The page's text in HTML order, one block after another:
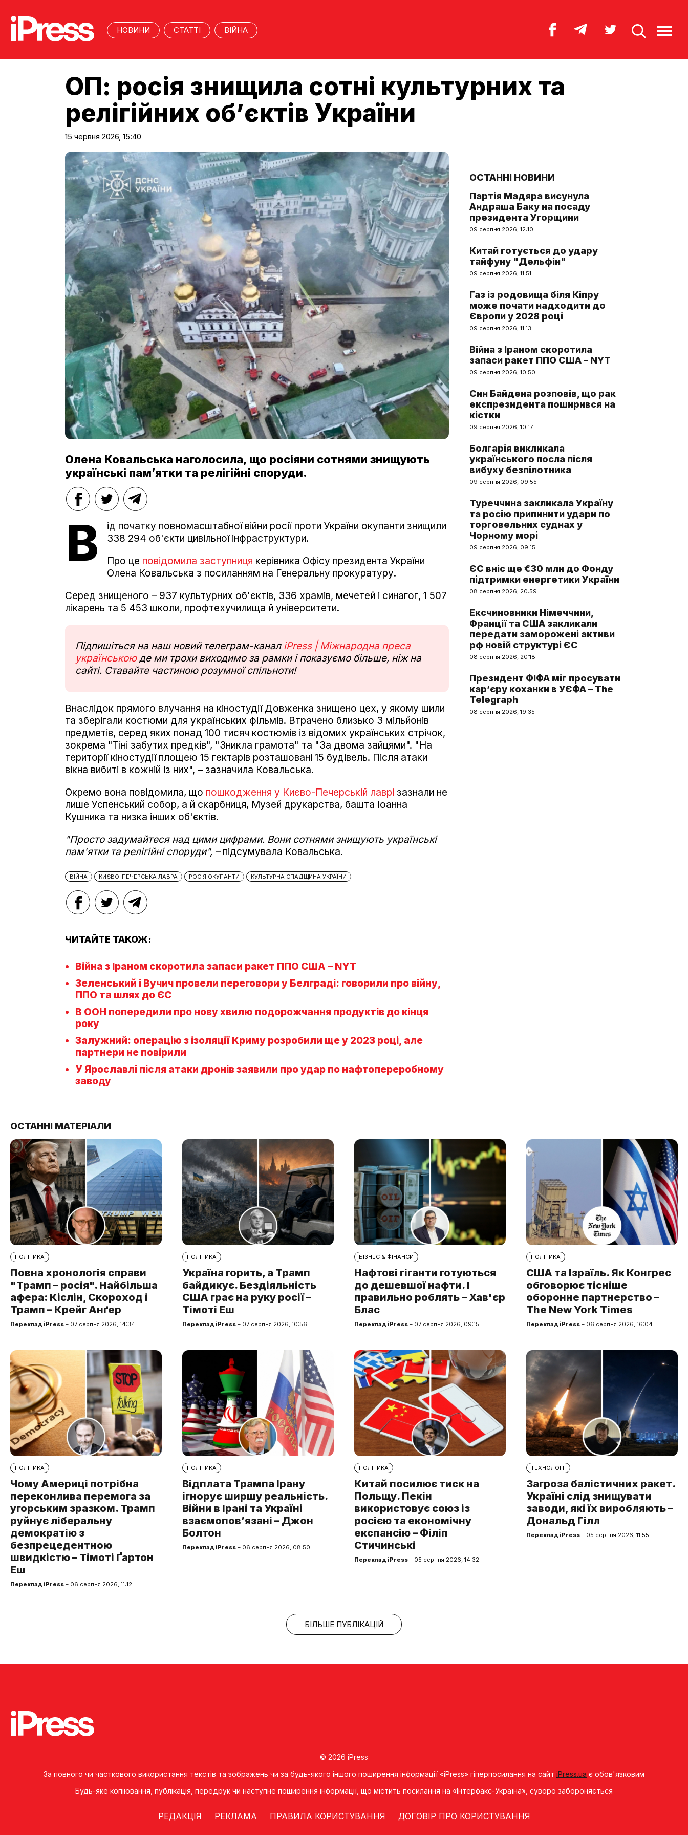
НОВИНИ СТАТТІ ВІЙНА
ОП: росія знищила сотні культурних та
релігійних об’єктів України
15 червня 2026, 15:40
Олена Ковальська наголосила, що росіяни сотнями знищують
українські пам’ятки та релігійні споруди.
В
ід початку повномасштабної війни росії проти України окупанти знищили
338 294 об'єкти цивільної інфраструктури.
Про це повідомила заступниця керівника Офісу президента України
Олена Ковальська з посиланням на Генеральну прокуратуру.
Серед знищеного – 937 культурних об'єктів, 336 храмів, мечетей і синагог, 1 507
лікарень та 5 453 школи, профтехучилища й університети.
Підпишіться на наш новий телеграм-канал iPress | Міжнародна преса
українськоюде ми трохи виходимо за рамки і показуємо більше, ніж на
сайті. Ставайте частиною розумної спільноти!
Внаслідок прямого влучання на кіностудії Довженка знищено цех, у якому шили
та зберігали костюми для українських фільмів. Втрачено близько 3 мільйонів
предметів, серед яких понад 100 тисяч костюмів із відомих українських стрічок,
зокрема "Тіні забутих предків", "Зникла грамота" та "За двома зайцями". "На
території кіностудії площею 15 гектарів розташовані 15 будівель. Після атаки
вікна вибиті в кожній із них", – зазначила Ковальська.
Окремо вона повідомила, що пошкодження у Києво-Печерській лаврі зазнали не
лише Успенський собор, а й скарбниця, Музей друкарства, башта Іоанна
Кушника та низка інших об'єктів.
"Просто задумайтеся над цими цифрами. Вони сотнями знищують українські
пам'ятки та релігійні споруди", –підсумувала Ковальська.
ВІЙНА КИЄВО-ПЕЧЕРСЬКА ЛАВРА РОСІЯ ОКУПАНТИ КУЛЬТУРНА СПАДЩИНА УКРАЇНИ
ЧИТАЙТЕ ТАКОЖ:
Війна з Іраном скоротила запаси ракет ППО США – NYT
Зеленський і Вучич провели переговори у Белграді: говорили про війну,
ППО та шлях до ЄС
В ООН попередили про нову хвилю подорожчання продуктів до кінця
року
Залужний: операцію з ізоляції Криму розробили ще у 2023 році, але
партнери не повірили
У Ярославлі після атаки дронів заявили про удар по нафтопереробному
заводу
ОСТАННІ НОВИНИ
Партія Мадяра висунула
Андраша Баку на посаду
президента Угорщини
09 серпня 2026, 12:10
Китай готується до удару
тайфуну "Дельфін"
09 серпня 2026, 11:51
Газ із родовища біля Кіпру
може почати надходити до
Європи у 2028 році
09 серпня 2026, 11:13
Війна з Іраном скоротила
запаси ракет ППО США – NYT
09 серпня 2026, 10:50
Син Байдена розповів, що рак
експрезидента поширився на
кістки
09 серпня 2026, 10:17
Болгарія викликала
українського посла після
вибуху безпілотника
09 серпня 2026, 09:55
Туреччина закликала Україну
та росію припинити удари по
торговельних суднах у
Чорному морі
09 серпня 2026, 09:15
ЄС вніс ще €30 млн до Фонду
підтримки енергетики України
08 серпня 2026, 20:59
Ексчиновники Німеччини,
Франції та США закликали
передати заморожені активи
рф новій структурі ЄС
08 серпня 2026, 20:18
Президент ФІФА міг просувати
кар’єру коханки в УЄФА – The
Telegraph
08 серпня 2026, 19:35
ОСТАННІ МАТЕРІАЛИ
ПОЛІТИКА
Повна хронологія справи
"Трамп – росія". Найбільша
афера: Кіслін, Скороход і
Трамп – Крейг Анґер
Переклад iPress – 07 серпня 2026, 14:34
ПОЛІТИКА
Україна горить, а Трамп
байдикує. Бездіяльність
США грає на руку росії –
Тімоті Еш
Переклад iPress – 07 серпня 2026, 10:56
БІЗНЕС & ФІНАНСИ
Нафтові гіганти готуються
до дешевшої нафти. І
правильно роблять – Хав'єр
Блас
Переклад iPress – 07 серпня 2026, 09:15
ПОЛІТИКА
США та Ізраїль. Як Конгрес
обговорює тісніше
оборонне партнерство –
The New York Times
Переклад iPress – 06 серпня 2026, 16:04
ПОЛІТИКА
Чому Америці потрібна
переконлива перемога за
угорським зразком. Трамп
руйнує ліберальну
демократію з
безпрецедентною
швидкістю – Тімоті Ґартон
Еш
Переклад iPress – 06 серпня 2026, 11:12
ПОЛІТИКА
Відплата Трампа Ірану
ігнорує ширшу реальність.
Війни в Ірані та Україні
взаємопов’язані – Джон
Болтон
Переклад iPress – 06 серпня 2026, 08:50
ПОЛІТИКА
Китай посилює тиск на
Польщу. Пекін
використовує союз із
росією та економічну
експансію – Філіп
Стичинські
Переклад iPress – 05 серпня 2026, 14:32
ТЕХНОЛОГІЇ
Загроза балістичних ракет.
Україні слід знищувати
заводи, які їх виробляють –
Дональд Гілл
Переклад iPress – 05 серпня 2026, 11:55
БІЛЬШЕ ПУБЛІКАЦІЙ
© 2026 iPress
За повного чи часткового використання текстів та зображень чи за будь-якого іншого поширення інформації «iPress» гіперпосилання на сайт iPress.ua є обов'язковим
Будь-яке копiювання, публiкацiя, передрук чи наступне поширення iнформацiї, що мiстить посилання на «Iнтерфакс-Україна», суворо забороняється
РЕДАКЦІЯ РЕКЛАМА ПРАВИЛА КОРИСТУВАННЯ ДОГОВІР ПРО КОРИСТУВАННЯ